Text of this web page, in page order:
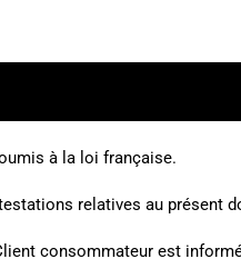
à la loi française.
relatives au présent
consommateur est